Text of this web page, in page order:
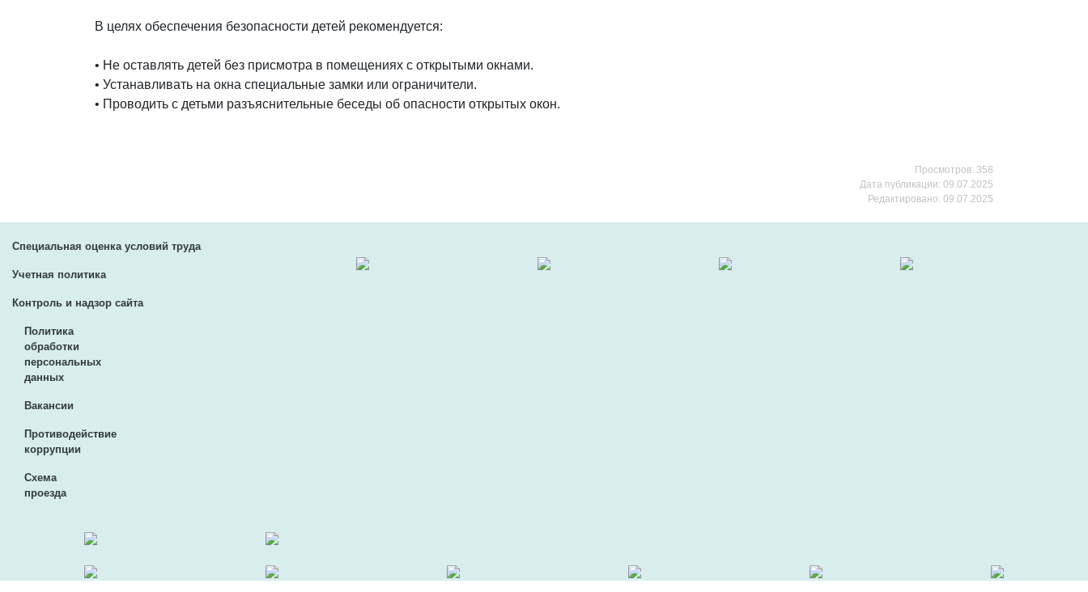
В целях обеспечения безопасности детей рекомендуется:
• Не оставлять детей без присмотра в помещениях с открытыми окнами.
• Устанавливать на окна специальные замки или ограничители.
• Проводить с детьми разъяснительные беседы об опасности открытых окон.
Просмотров: 358
Дата публикации: 09.07.2025
Редактировано: 09.07.2025
Специальная оценка условий труда
Учетная политика
Контроль и надзор сайта
Политика
обработки
персональных
данных
Вакансии
Противодействие
коррупции
Схема
проезда